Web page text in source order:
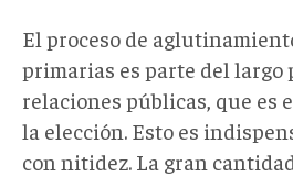
El proceso de
primarias es parte del largo
relaciones públicas, que es
la elección. Esto es
con nitidez. La gran